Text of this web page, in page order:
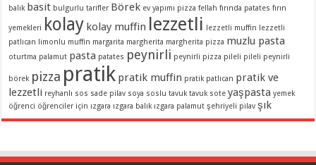
balık basit bulgurlu tarifler Börek ev yapımı pizza fellah fırında patates fırın
yemekleri kolay kolay muffin lezzetli lezzetli muffin
lezzetli
patlıcan
limonlu muffin margarita margherita margherita pizza muzlu pasta
oturtma palamut pasta patates peynirli peynirli pizza pileli pileli peynirli
börek pizza pratik pratik muffin pratik patlıcan pratik ve
lezzetli reyhanlı sos sade pilav soya soslu tavuk tavuk sote yaşpasta yemek
öğrenci öğrenciler için ızgara ızgara balık ızgara palamut şehriyeli pilav şık